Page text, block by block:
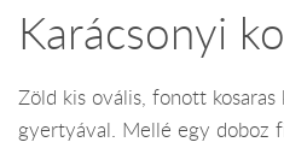
Karácsonyi
Zöld kis ovális, fonott
gyertyával. Mellé egy doboz